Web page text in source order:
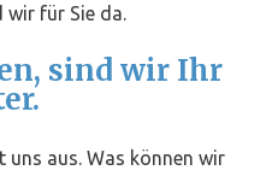
wir für Sie da.
sind wir Ihr
uns aus. Was können wir